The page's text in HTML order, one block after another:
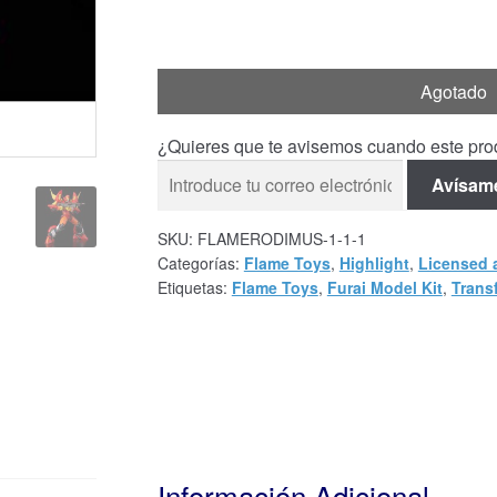
Agotado
¿Quieres que te avisemos cuando este
SKU: FLAMERODIMUS-1-1-1
Categorías: Flame Toys, Highlight, Licensed
Etiquetas: Flame Toys, Furai Model Kit,